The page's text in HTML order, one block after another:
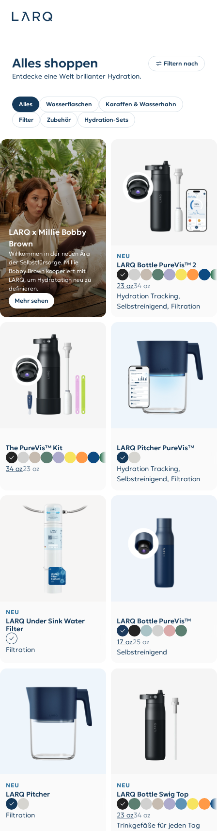
Alles shoppen Filtern nach
Entdecke eine Welt brillanter Hydration.
Alles Wasserflaschen Karaffen & Wasserhahn
Filter Zubehör Hydration-Sets
LARQ x Millie Bobby
Brown
Willkommen in der neuen Ära
der Selbstfürsorge. Millie
Bobby Brown kooperiert mit
LARQ, um Hydratation neu zu
definieren.
Mehr sehen
NEU
LARQ Bottle PureVis™ 2
23 oz34 oz
Hydration Tracking,
Selbstreinigend, Filtration
The PureVis™ Kit
34 oz23 oz
LARQ Pitcher PureVis™
Hydration Tracking,
Selbstreinigend, Filtration
NEU
LARQ Under Sink Water
Filter
Filtration
LARQ Bottle PureVis™
17 oz25 oz
Selbstreinigend
NEU
LARQ Pitcher
Filtration
NEU
LARQ Bottle Swig Top
23 oz34 oz
Trinkgefäße für jeden Tag